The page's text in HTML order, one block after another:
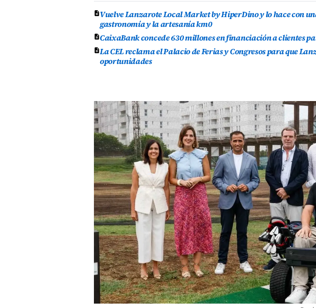
Vuelve Lanzarote Local Market by HiperDino y lo hace con
gastronomía y la artesanía km0
CaixaBank concede 630 millones en financiación a clientes
La CEL reclama el Palacio de Ferias y Congresos para que
oportunidades